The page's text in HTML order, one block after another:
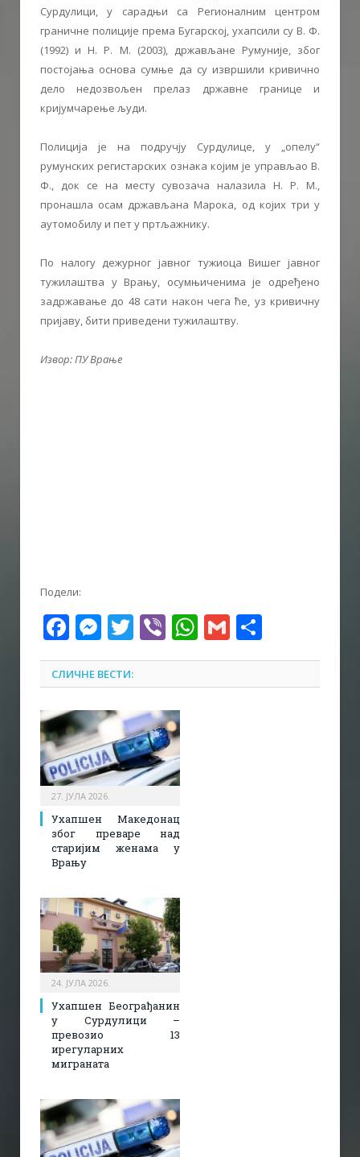
Сурдулици, у сарадњи са Регионалним центром
граничне полиције према Бугарској, ухапсили су В. Ф.
(1992) и Н. Р. М. (2003), држављане Румуније, због
постојања основа сумње да су извршили кривично
дело недозвољен прелаз државне границе и
кријумчарење људи.
Полиција је на подручју Сурдулице, у „опелу“
румунских регистарских ознака којим је управљао В.
Ф., док се на месту сувозача налазила Н. Р. М.,
пронашла осам држављана Марока, од којих три у
аутомобилу и пет у пртљажнику.
По налогу дежурног јавног тужиоца Вишег јавног
тужилаштва у Врању, осумњиченима је одређено
задржавање до 48 сати након чега ће, уз кривичну
пријаву, бити приведени тужилаштву.
Извор: ПУ Врање
Подели:
Facebook
Messenger
Twitter
ViberWhatsApp
Gmail
СЛИЧНЕ ВЕСТИ:
27. ЈУЛА 2026.
Ухапшен Македонац
због преваре над
старијим женама у
Врању
24. ЈУЛА 2026.
Ухапшен Београђанин
у Сурдулици –
превозио 13
ирегуларних
миграната